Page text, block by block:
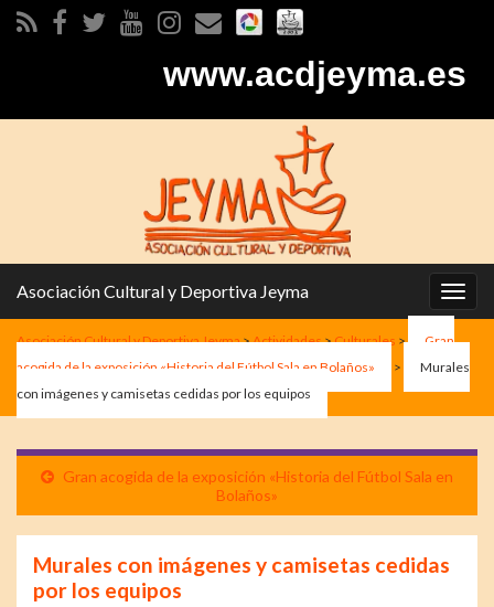
www.acdjeyma.es
la
Asociación Cultural y Deportiva Jeyma
Asociación Cultural y Deportiva Jeyma>Actividades>Culturales >
Gran
acogida de la exposición «Historia del Fútbol Sala en Bolaños»
>
Murales
con imágenes y camisetas cedidas por los equipos
Gran acogida de la exposición «Historia del Fútbol Sala en
Bolaños»
Murales con imágenes y camisetas cedidas
por los equipos